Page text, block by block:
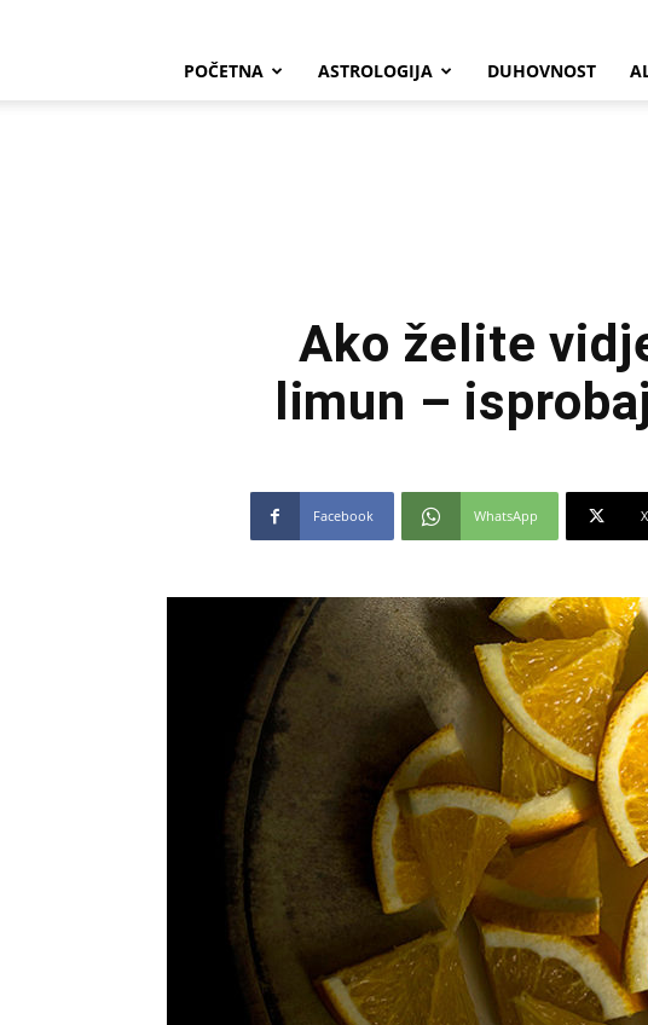
POČETNA ASTROLOGIJA DUHOVNOST
Ako želite
limun –
Facebook WhatsApp X